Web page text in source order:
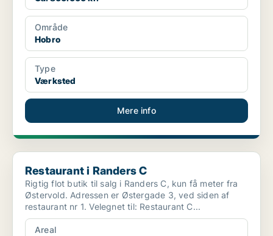
Område
Hobro
Type
Værksted
Mere info
Restaurant i Randers C
Restaurant i Randers C
Rigtig flot butik til salg i Randers C, kun få meter fra
Østervold. Adressen er Østergade 3, ved siden af
restaurant nr 1. Velegnet til: Restaurant C...
Areal